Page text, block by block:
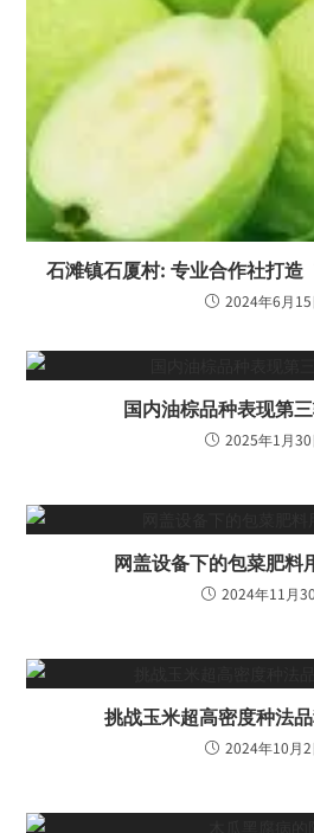
石滩镇石厦村: 专业合作社打
2024年6月15
国内油棕品种表现第
2025年1月30
网盖设备下的包菜肥料
2024年11月
挑战玉米超高密度种法
2024年10月2